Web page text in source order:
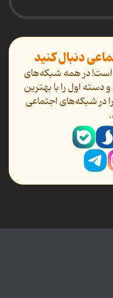
دنبال کنید
است! در همه شبکه‌های
دسته اول را با بهترین
در شبکه‌های اجتماعی